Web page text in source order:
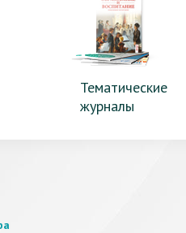
Тематические
журналы